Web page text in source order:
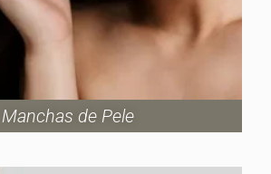
Manchas de Pele